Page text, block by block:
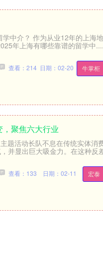
中介？ 作为从业12年的上海地
年上海有哪些靠谱的留学中....
牛掌柜
查看：214 日期：02-20
聚焦六大行业
题活动长队不息在传统实体消
并显出巨大吸金力。在这种反
宏泰
查看：133 日期：02-11
-34.08 -0.24%